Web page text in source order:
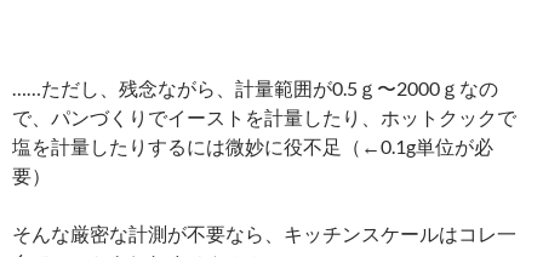
……ただし、残念ながら、計量範囲が0.5ｇ〜2000ｇなの
で、パンづくりでイーストを計量したり、ホットクックで
塩を計量したりするには微妙に役不足（←0.1g単位が必
要）
そんな厳密な計測が不要なら、キッチンスケールはコレ一